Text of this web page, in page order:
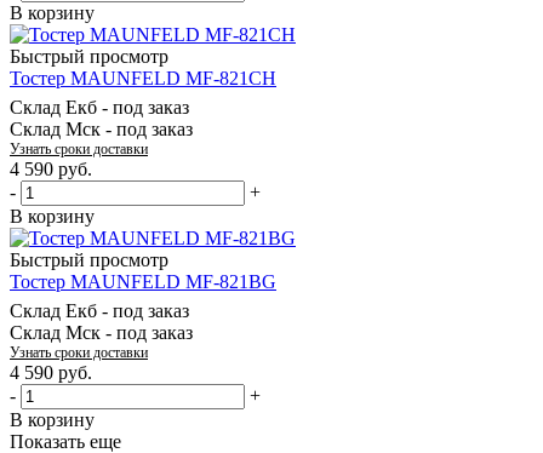
В корзину
Быстрый просмотр
Тостер MAUNFELD MF-821CH
Склад Екб - под заказ
Склад Мск - под заказ
Узнать сроки доставки
4 590 руб.
-
+
В корзину
Быстрый просмотр
Тостер MAUNFELD MF-821BG
Склад Екб - под заказ
Склад Мск - под заказ
Узнать сроки доставки
4 590 руб.
-
+
В корзину
Показать еще